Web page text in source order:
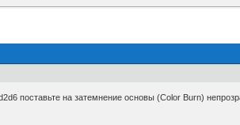
поставьте на затемнение основы (Color Burn)